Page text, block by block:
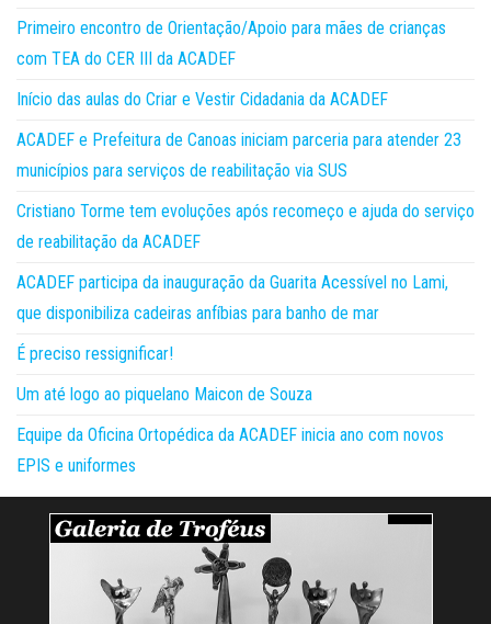
Primeiro encontro de Orientação/Apoio para mães de crianças
com TEA do CER III da ACADEF
Início das aulas do Criar e Vestir Cidadania da ACADEF
ACADEF e Prefeitura de Canoas iniciam parceria para atender 23
municípios para serviços de reabilitação via SUS
Cristiano Torme tem evoluções após recomeço e ajuda do serviço
de reabilitação da ACADEF
ACADEF participa da inauguração da Guarita Acessível no Lami,
que disponibiliza cadeiras anfíbias para banho de mar
É preciso ressignificar!
Um até logo ao piquelano Maicon de Souza
Equipe da Oficina Ortopédica da ACADEF inicia ano com novos
EPIS e uniformes